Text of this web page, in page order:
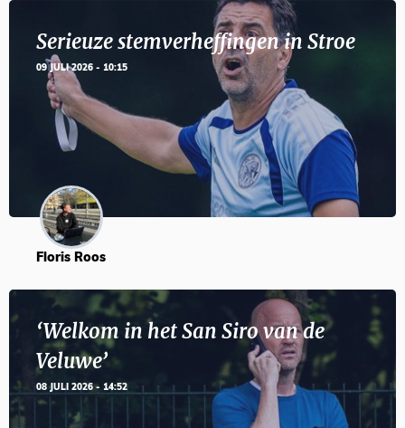
Serieuze stemverheffingen in Stroe
09 JULI 2026 - 10:15
Floris Roos
‘Welkom in het San Siro van de
Veluwe’
08 JULI 2026 - 14:52